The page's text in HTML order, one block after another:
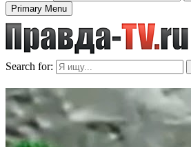
Primary Menu
Search for: